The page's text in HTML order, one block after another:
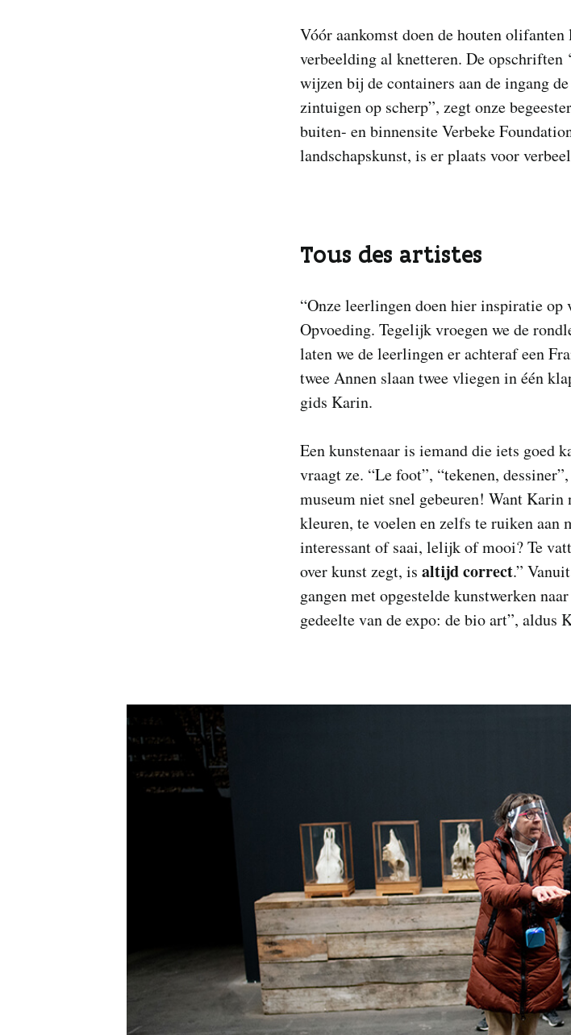
Vóór aankomst doen de houten olifanten
verbeelding al knetteren. De opschriften
wijzen bij de containers aan de ingang
zintuigen op scherp”, zegt onze
buiten- en binnensite Verbeke
landschapskunst, is er plaats voor
Tous des artistes
“Onze leerlingen doen hier inspiratie
Opvoeding. Tegelijk vroegen we de
laten we de leerlingen er achteraf een
twee Annen slaan twee vliegen in één
gids Karin.
Een kunstenaar is iemand die iets goed
vraagt ze. “Le foot”, “tekenen,
museum niet snel gebeuren! Want
kleuren, te voelen en zelfs te ruiken aan
interessant of saai, lelijk of mooi? Te
over kunst zegt, is altijd correct.”
gangen met opgestelde kunstwerken
gedeelte van de expo: de bio art”, aldus